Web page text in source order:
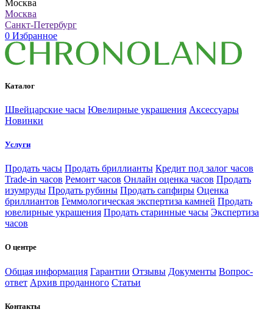
Москва
Москва
Санкт-Петербург
0 Избранное
Каталог
Швейцарские часы Ювелирные украшения Аксессуары
Новинки
Услуги
Продать часы Продать бриллианты Кредит под залог часов
Trade-in часов Ремонт часов Онлайн оценка часов Продать
изумруды Продать рубины Продать сапфиры Оценка
бриллиантов Геммологическая экспертиза камней Продать
ювелирные украшения Продать старинные часы Экспертиза
часов
О центре
Общая информация Гарантии Отзывы Документы Вопрос-
ответ Архив проданного Статьи
Контакты